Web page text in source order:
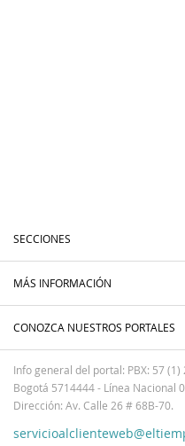
SECCIONES
MÁS INFORMACIÓN
CONOZCA NUESTROS PORTALES
Info general del portal: PBX: 57 (1)
Bogotá 5714444 - Línea Nacional
Dirección: Av. Calle 26 # 68B-70.